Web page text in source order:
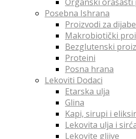
Posebna Ishrana
Proizvodi za
Makrobiotički
Bezglutenski
Proteini
Posna hrana
Lekoviti Dodaci
Etarska ulja
Glina
Kapi, sirupi i
Lekovita ulja i
Lekovite gljive